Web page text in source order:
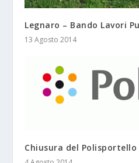
Legnaro – Bando Lavori
13 Agosto 2014
Chiusura del